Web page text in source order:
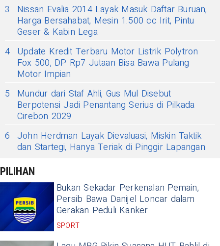
3
Nissan Evalia 2014 Layak Masuk Daftar Buruan,
Harga Bersahabat, Mesin 1.500 cc Irit, Pintu
Geser & Kabin Lega
4 Update Kredit Terbaru Motor Listrik Polytron
Fox 500, DP Rp7 Jutaan Bisa Bawa Pulang
Motor Impian
5
Mundur dari Staf Ahli, Gus Mul Disebut
Berpotensi Jadi Penantang Serius di Pilkada
Cirebon 2029
6 John Herdman Layak Dievaluasi, Miskin Taktik
dan Startegi, Hanya Teriak di Pinggir Lapangan
PILIHAN
Bukan Sekadar Perkenalan Pemain,
Persib Bawa Danijel Loncar dalam
Gerakan Peduli Kanker
SPORT